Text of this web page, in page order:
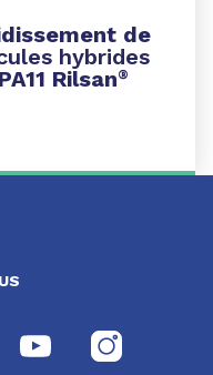
de
hybrides
PA11 Rilsan®